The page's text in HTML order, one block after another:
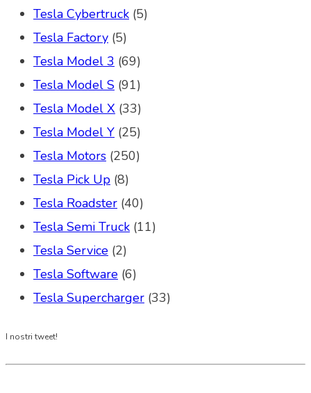
Tesla Cybertruck (5)
Tesla Factory (5)
Tesla Model 3 (69)
Tesla Model S (91)
Tesla Model X (33)
Tesla Model Y (25)
Tesla Motors (250)
Tesla Pick Up (8)
Tesla Roadster (40)
Tesla Semi Truck (11)
Tesla Service (2)
Tesla Software (6)
Tesla Supercharger (33)
I nostri tweet!